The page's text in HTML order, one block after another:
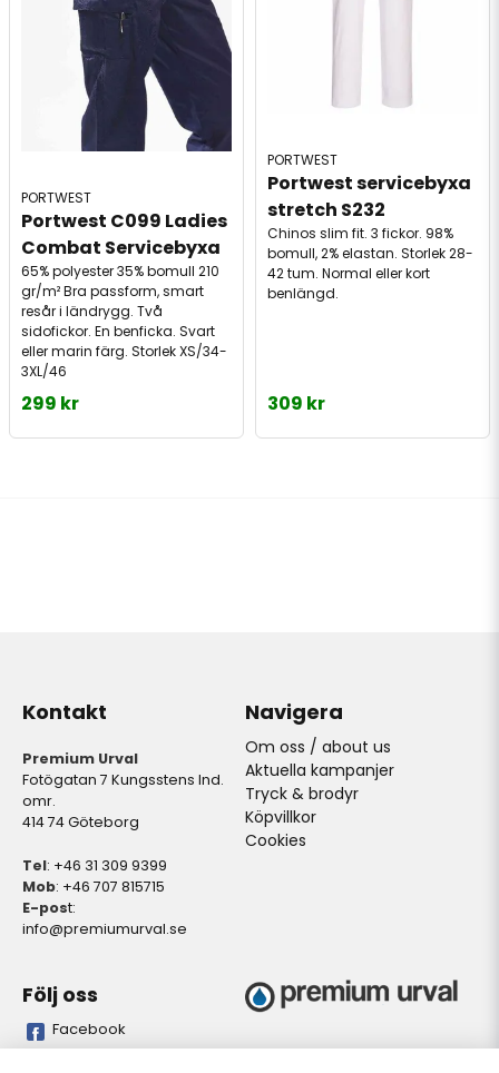
PORTWEST
Portwest C099 Ladies
Combat Servicebyxa
65% polyester 35% bomull 210
gr/m² Bra passform, smart
resår i ländrygg. Två
sidofickor. En benficka. Svart
eller marin färg. Storlek XS/34-
3XL/46
299 kr
PORTWEST
Portwest servicebyxa
stretch S232
Chinos slim fit. 3 fickor. 98%
bomull, 2% elastan. Storlek 28-
42 tum. Normal eller kort
benlängd.
309 kr
Kontakt
Premium Urval
Fotögatan 7 Kungsstens Ind.
omr.
414 74 Göteborg
Tel: +46 31 309 9399
Mob: +46 707 815715
E-post:
info@premiumurval.se
Navigera
Om oss / about us
Aktuella kampanjer
Tryck & brodyr
Köpvillkor
Cookies
Följ oss
Facebook